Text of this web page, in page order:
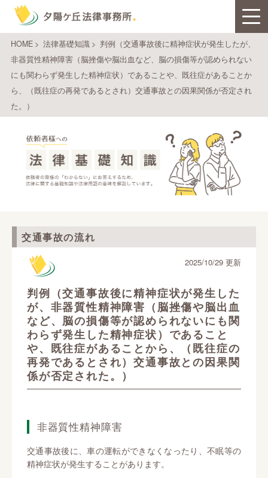
HOME> 法律基礎知識> 判例（交通事故後に精神症状が発生したが、
非器質性精神障害（脳挫傷や脳出血など、脳の損傷等が認められない
にも関わらず発生した精神症状）であることや、既往症があることか
ら、（既往症の再発であるとされ）交通事故との因果関係が否定され
た。）
交通事故の流れ
判例（交通事故後に精神症状が発生した
が、非器質性精神障害（脳挫傷や脳出血
など、脳の損傷等が認められないにも関
わらず発生した精神症状）であること
や、既往症があることから、（既往症の
再発であるとされ）交通事故との因果関
係が否定された。）
2025/10/29 更新
非器質性精神障害
交通事故後に、車の運転ができなくなったり、不眠等の
精神症状が発生することがあります。